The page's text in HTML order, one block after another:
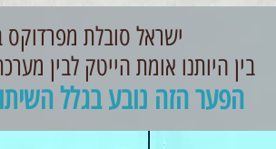
ישראל סובלת מפרדוקס
בין היותנו אומת הייטק לבין
הפער הזה נובע בגלל